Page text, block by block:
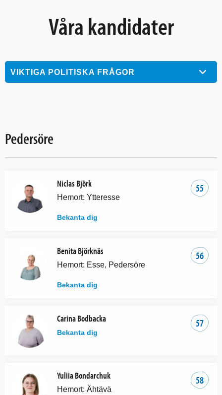
Våra kandidater
VIKTIGA POLITISKA FRÅGOR
Pedersöre
55
Niclas Björk
Hemort: Ytteresse
Bekanta dig
56
Benita Björknäs
Hemort: Esse, Pedersöre
Bekanta dig
57
Carina Bodbacka
Bekanta dig
58
Yuliia Bondarchuk
Hemort: Ähtävä